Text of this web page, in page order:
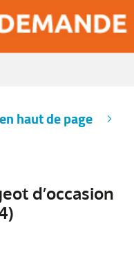
haut de page
d’occasion